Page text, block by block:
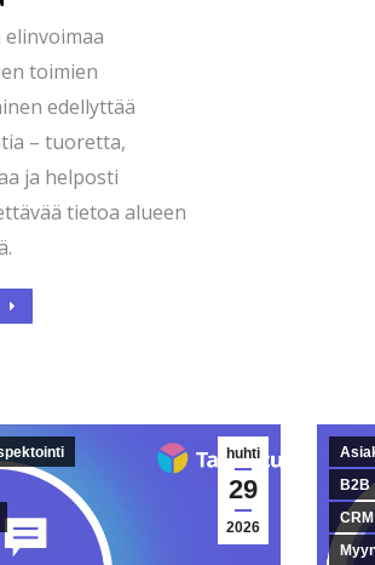
elinvoimaa
toimien
edellyttää
– tuoretta,
ja helposti
tietoa alueen
huhti
29
2026
B2B
CRM